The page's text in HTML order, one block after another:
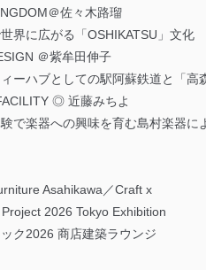
＠佐々木路瑠
界に広がる「OSHIKATSU」文化
＠紫牟田伸子
ーハブとしての駅阿蘇鉄道と「高
◎ 近藤みちよ
で楽器への興味を育む島村楽器に
Asahikawa／Craft x
2026 Tokyo Exhibition
ク2026 商店建築ラウンジ